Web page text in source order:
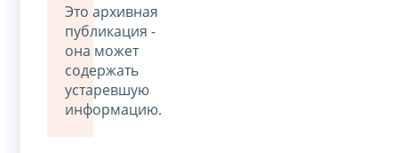
Это архивная
публикация -
она может
содержать
устаревшую
информацию.